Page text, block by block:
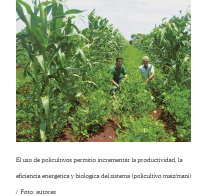
El uso de policultivos permitio incrementar la productividad, la
eficiencia energetica y biologica del sistema (policultivo maiz/mani)
/ Foto: autores